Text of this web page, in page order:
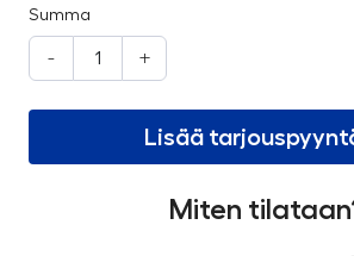
Summa
- +
Lisää
Miten